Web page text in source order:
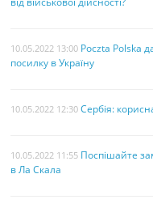
10.05.2022 13:00 Poczta Polska
посилку в Україну
10.05.2022 12:30 Сербія:
10.05.2022 11:55 Поспішайте
в Ла Скала